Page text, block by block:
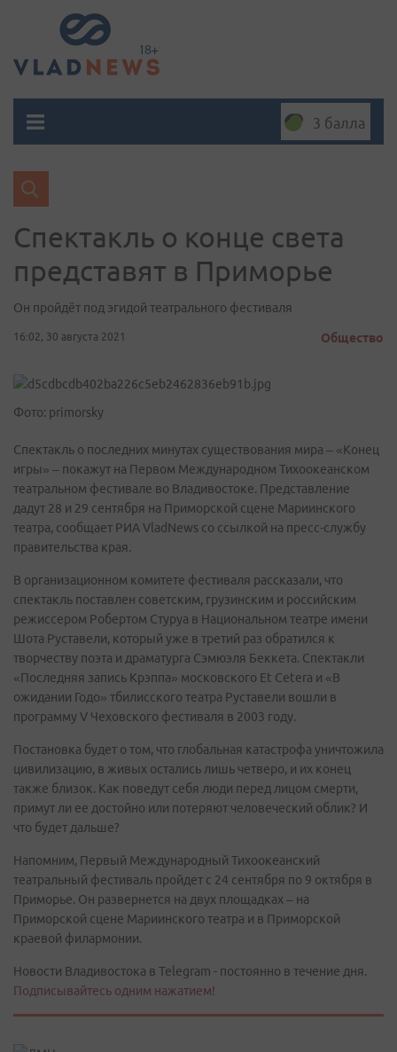
3 балла
Спектакль о конце света
представят в Приморье
Он пройдёт под эгидой театрального фестиваля
16:02, 30 августа 2021 Общество
Фото: primorsky
Спектакль о последних минутах существования мира – «Конец
игры» – покажут на Первом Международном Тихоокеанском
театральном фестивале во Владивостоке. Представление
дадут 28 и 29 сентября на Приморской сцене Мариинского
театра, сообщает РИА VladNews со ссылкой на пресс-службу
правительства края.
В организационном комитете фестиваля рассказали, что
спектакль поставлен советским, грузинским и российским
режиссером Робертом Стуруа в Национальном театре имени
Шота Руставели, который уже в третий раз обратился к
творчеству поэта и драматурга Сэмюэля Беккета. Спектакли
«Последняя запись Крэппа» московского Et Cetera и «В
ожидании Годо» тбилисского театра Руставели вошли в
программу V Чеховского фестиваля в 2003 году.
Постановка будет о том, что глобальная катастрофа уничтожила
цивилизацию, в живых остались лишь четверо, и их конец
также близок. Как поведут себя люди перед лицом смерти,
примут ли ее достойно или потеряют человеческий облик? И
что будет дальше?
Напомним, Первый Международный Тихоокеанский
театральный фестиваль пройдет с 24 сентября по 9 октября в
Приморье. Он развернется на двух площадках – на
Приморской сцене Мариинского театра и в Приморской
краевой филармонии.
Новости Владивостока в Telegram - постоянно в течение дня.
Подписывайтесь одним нажатием!